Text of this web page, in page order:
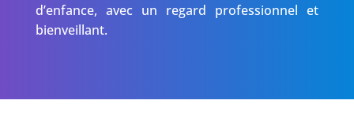
d’enfance, avec un regard professionnel et
bienveillant.